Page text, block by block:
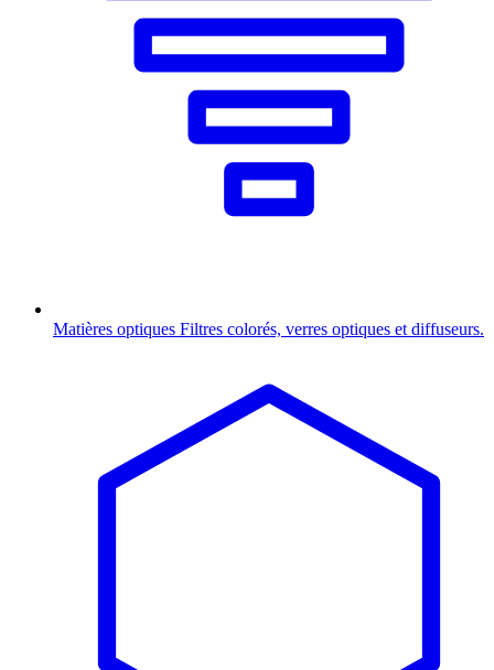
Matières optiques Filtres colorés, verres optiques et diffuseurs.